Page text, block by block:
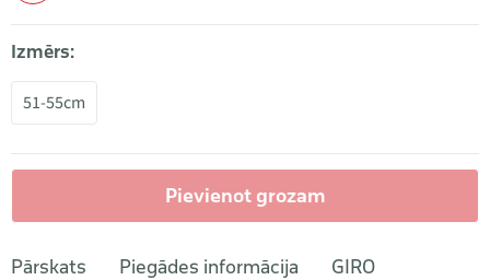
Izmērs:
51-55cm
Pievienot grozam
Pārskats Piegādes informācija GIRO